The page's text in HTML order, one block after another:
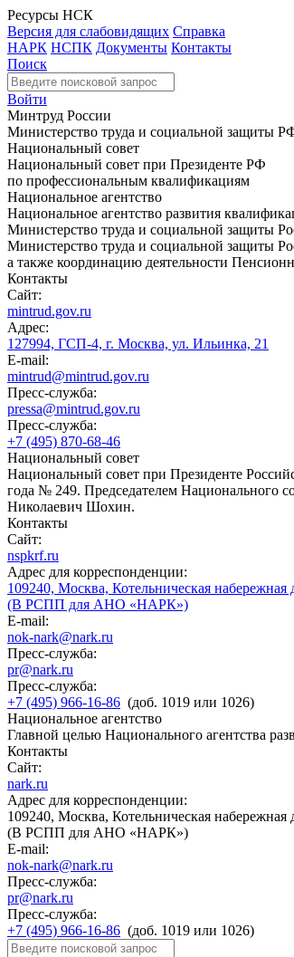
Ресурсы НСК
Версия для слабовидящих Справка
НАРК НСПК Документы Контакты
Поиск
Войти
Минтруд России
Министерство труда и социальной защиты
Национальный совет
Национальный совет при Президенте РФ
по профессиональным квалификациям
Национальное агентство
Национальное агентство развития
Министерство труда и социальной защиты
Министерство труда и социальной защиты
а также координацию деятельности
Контакты
Сайт:
mintrud.gov.ru
Адрес:
127994, ГСП-4, г. Москва, ул. Ильинка, 21
E-mail:
mintrud@mintrud.gov.ru
Пресс-служба:
pressa@mintrud.gov.ru
Пресс-служба:
+7 (495) 870-68-46
Национальный совет
Национальный совет при Президенте
года № 249. Председателем Национального
Николаевич Шохин.
Контакты
Сайт:
nspkrf.ru
Адрес для корреспонденции:
109240, Москва, Котельническая набережная
(В РСПП для АНО «НАРК»)
E-mail:
nok-nark@nark.ru
Пресс-служба:
pr@nark.ru
Пресс-служба:
+7 (495) 966-16-86 (доб. 1019 или 1026)
Национальное агентство
Главной целью Национального агентства
Контакты
Сайт:
nark.ru
Адрес для корреспонденции:
109240, Москва, Котельническая набережная
(В РСПП для АНО «НАРК»)
E-mail:
nok-nark@nark.ru
Пресс-служба:
pr@nark.ru
Пресс-служба:
+7 (495) 966-16-86 (доб. 1019 или 1026)